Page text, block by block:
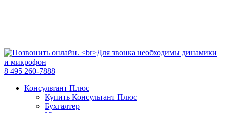
8 495 260-7888
Консультант Плюс
Купить Консультант Плюс
Бухгалтер